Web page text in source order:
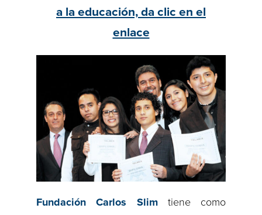
a la educación, da clic en el
enlace
Fundación Carlos Slimtiene como